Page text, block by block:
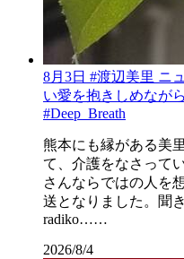
8月3日 #渡辺美里 ニ
い愛を抱きしめなが
#Deep_Breath
熊本にも縁がある美
て、介護をなさって
さんならではの人を
送となりました。聞
radiko……
2026/8/4